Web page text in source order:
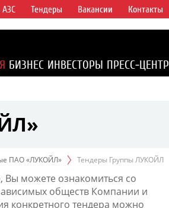
АЗС Тендеры Вакансии Контакты
БИЗНЕС ИНВЕСТОРЫ ПРЕСС-ЦЕНТР
ПАО «ЛУКОЙЛ» Тендеры Группы ЛУКОЙЛ
Вы можете ознакомиться со
обществ Компании и
конкретного тендера можно